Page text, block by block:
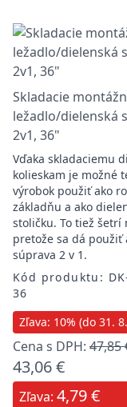
Skladacie
ležadlo/dielenská
2v1, 36"
Vďaka skladaciemu
kolieskam je možné
výrobok použiť ako
základňu a ako
stoličku. To tiež šetrí
pretože sa dá použiť
súprava 2 v 1.
Kód produktu:
36
Zľava: 10% (do 31.
Cena s DPH: 47,85
43,06 €
Zľava: 4,79 €